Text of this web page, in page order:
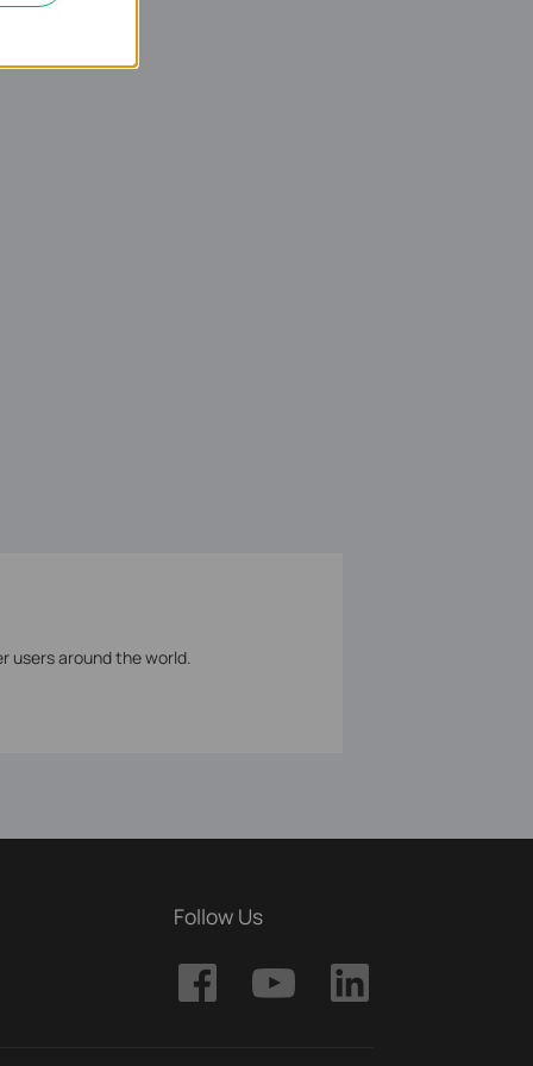
users around the world.
Follow Us